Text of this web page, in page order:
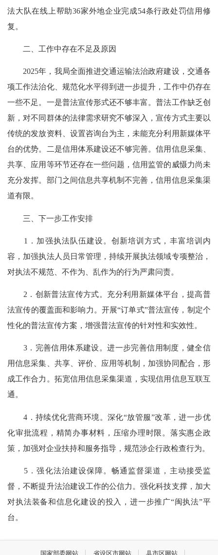
法大队在线上帮助36家外地企业完成54条行政处罚信用修
复。
二、工作中存在不足及原因
2025年，我局全面推进交通运输法治政府建设，交通各
项工作法治化、规范化水平得到进一步提升，工作中仍存在
一些不足。一是普法宣传形式还不够丰富。普法工作缺乏创
新，对不同群体的法律需求研究不够深入，宣传方式主要以
传统的发放资料、设置咨询台为主，未能充分利用新媒体平
台的优势。二是信用体系建设还不够完善。信用信息采集、
共享、应用等环节还存在一些问题，信用监管的威慑力尚未
充分发挥。部门之间信息共享机制不完善，信用信息采集渠
道有限。
三、下一步工作安排
1．加强执法队伍建设。创新培训方式，丰富培训内
容，加强执法人员日常管理，持续开展执法领域专项整治，
对执法不规范、不作为、乱作为的行为严肃问责。
2．创新普法宣传方式。充分利用新媒体平台，提高普
法宣传的覆盖面和影响力。开展“订单式”普法宣传，制定个
性化的普法宣传方案，增强普法宣传的针对性和实效性。
3．完善信用体系建设。进一步完善信用制度，健全信
用信息采集、共享、评价、应用等机制，加强协同配合，形
成工作合力。拓宽信用信息采集渠道，实现信用信息互联互
通。
4．持续优化营商环境。深化“放管服”改革，进一步优
化审批流程，精简办事材料，压缩办理时限。落实惠企政
策，加强对企业扶持和服务指导，规范涉企行政检查行为。
5．强化法治建设保障。畅通监督渠道，主动接受监
督，不断提升法治建设工作的公信力。强化科技支撑，加大
对执法装备和信息化建设的投入，进一步推广“闽执法”平
台。
国家部委网站 省设区市网站 县市区网站